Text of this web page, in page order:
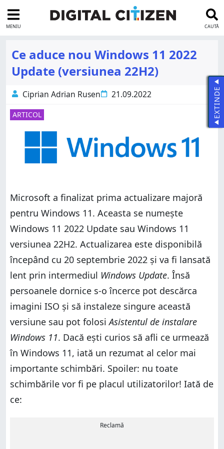
MENIU CAUTĂ
Ce aduce nou Windows 11 2022
Update (versiunea 22H2)
Ciprian Adrian Rusen 21.09.2022
ARTICOL
Microsoft a finalizat prima actualizare majoră
pentru Windows 11. Aceasta se numește
Windows 11 2022 Update sau Windows 11
versiunea 22H2. Actualizarea este disponibilă
începând cu 20 septembrie 2022 și va fi lansată
lent prin intermediul Windows Update. Însă
persoanele dornice s-o încerce pot descărca
imagini ISO și să instaleze singure această
versiune sau pot folosiAsistentul de instalare
Windows 11. Dacă ești curios să afli ce urmează
în Windows 11, iată un rezumat al celor mai
importante schimbări. Spoiler: nu toate
schimbările vor fi pe placul utilizatorilor! Iată de
ce:
Reclamă
EXTINDE